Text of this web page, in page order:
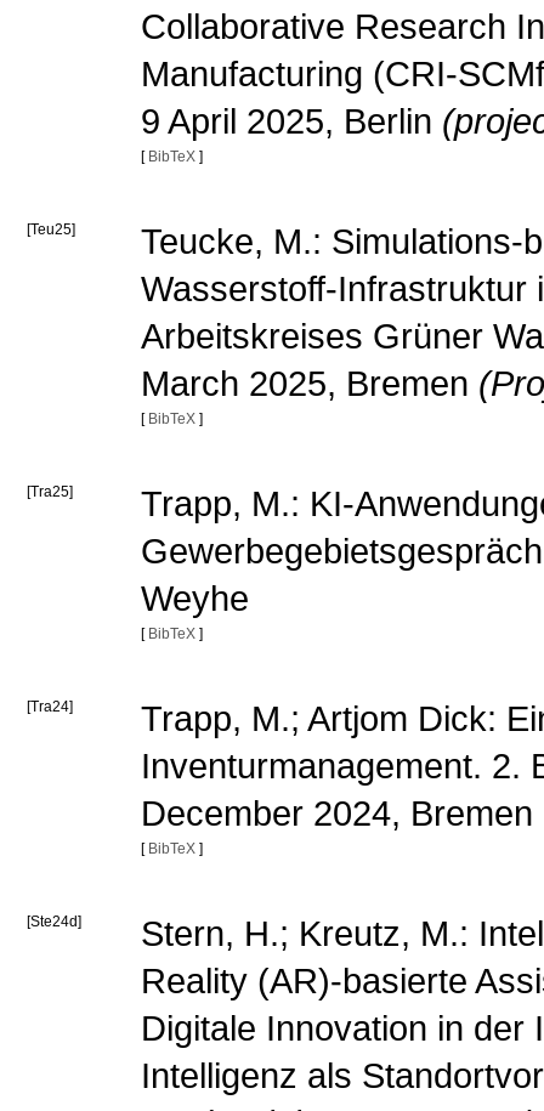
Collaborative Research
Manufacturing (CRI-
9 April 2025, Berlin
[ BibTeX ]
[Teu25]
Teucke, M.: Simulations-
Wasserstoff-Infrastruktur
Arbeitskreises Grüner
March 2025, Bremen
[ BibTeX ]
[Tra25]
Trapp, M.: KI-
Weyhe
[ BibTeX ]
[Tra24]
Trapp, M.; Artjom Dick:
Inventurmanagement. 2.
December 2024, Bremen
[ BibTeX ]
[Ste24d]
Stern, H.; Kreutz, M.:
Reality (AR)-basierte
Digitale Innovation in der
Intelligenz als